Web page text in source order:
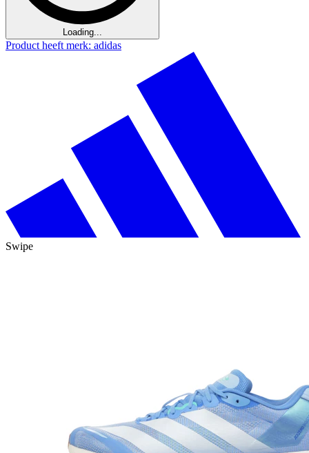
Loading...
Product heeft merk: adidas
Swipe